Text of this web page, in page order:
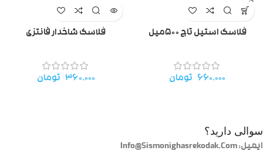
فلاسک استیل تاج ۵۰۰میل
۶۶۰.۰۰۰ تومان
فلاسک شاخدار فانتزی
۳۶۰.۰۰۰ تومان
سوالی دارید؟
ایمیل: Info@Sismonighasrekodak.Com